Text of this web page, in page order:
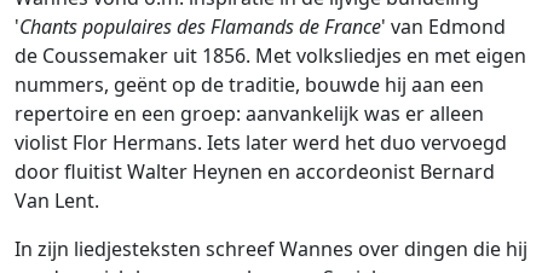
'Chants populaires des Flamands de France' van Edmond
de Coussemaker uit 1856. Met volksliedjes en met eigen
nummers, geënt op de traditie, bouwde hij aan een
repertoire en een groep: aanvankelijk was er alleen
violist Flor Hermans. Iets later werd het duo vervoegd
door fluitist Walter Heynen en accordeonist Bernard
Van Lent.
In zijn liedjesteksten schreef Wannes over dingen die hij